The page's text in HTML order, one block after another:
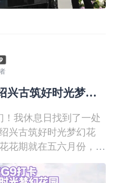
兴古筑好时光梦幻
我休息日找到了一处
兴古筑好时光梦幻花
花期就在五六月份，已
海错落有致，还有不少
都很出片。园区免费对